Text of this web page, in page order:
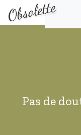
Pas de